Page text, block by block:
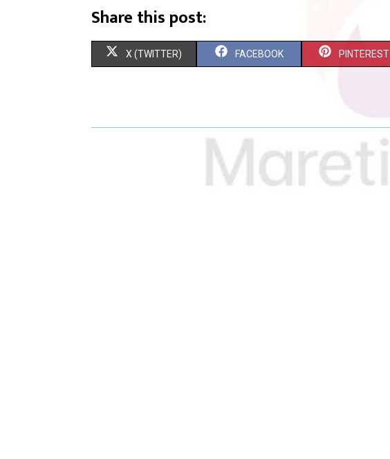
Share this post:
X (TWITTER) FACEBOOK PINTEREST